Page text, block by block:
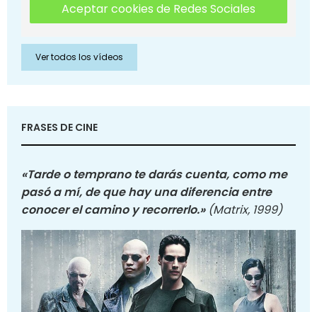
Aceptar cookies de Redes Sociales
Ver todos los vídeos
FRASES DE CINE
«Tarde o temprano te darás cuenta, como me
pasó a mí, de que hay una diferencia entre
conocer el camino y recorrerlo.» (Matrix, 1999)